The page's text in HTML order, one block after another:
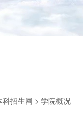
科招生网 > 学院概况